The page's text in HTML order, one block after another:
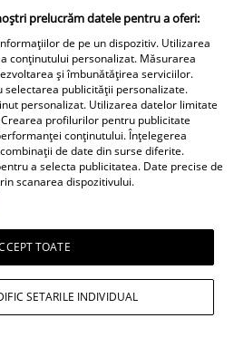
Alexandru Arșinel, de
în curte se vând
prelucrăm datele pentru a oferi:
de pe un dispozitiv. Utilizarea
conținutului personalizat. Măsurarea
și îmbunătățirea serviciilor.
publicității personalizate.
personalizat. Utilizarea datelor limitate
profilurilor pentru publicitate
conținutului. Înțelegerea
de date din surse diferite.
a selecta publicitatea. Date precise de
scanarea dispozitivului.
TOATE
SETARILE INDIVIDUAL